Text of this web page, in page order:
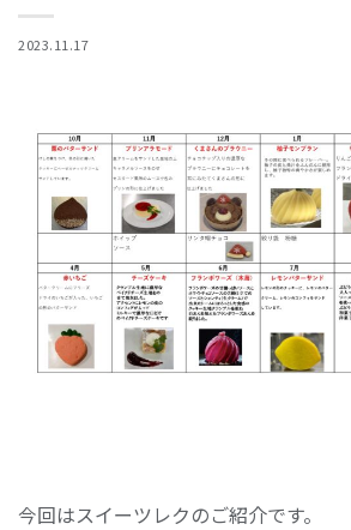
2023.11.17
今回はスイーツレクのご紹介です。